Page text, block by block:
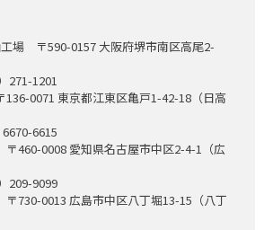
場 〒590-0157 大阪府堺市南区高尾2-
1201
0071 東京都江東区亀戸1-42-18（日高
6615
460-0008 愛知県名古屋市中区2-4-1（広
9099
730-0013 広島市中区八丁堀13-15（八丁